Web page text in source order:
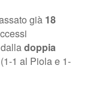
già 18
doppia
1 al Piola e 1-